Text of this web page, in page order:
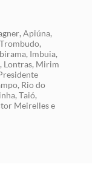
Apiúna,
Imbuia,
Lontras, Mirim
Rio do
Taió,
Meirelles e